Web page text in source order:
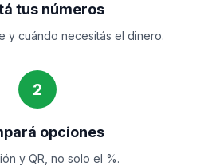
tus números
y cuándo necesitás el dinero.
2
opciones
y QR, no solo el %.